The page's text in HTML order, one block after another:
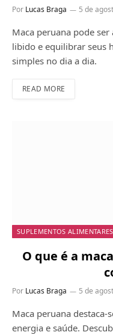
Por Lucas Braga 5 de
Maca peruana pode
libido e equilibrar seus
simples no dia a dia.
READ MORE
SUPLEMENTOS ALIMENTARES
O que é a
Por Lucas Braga 5 de
Maca peruana
energia e saúde.